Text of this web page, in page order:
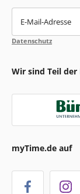
E-Mail-Adresse
Datenschutz
Wir sind Teil
myTime.de auf